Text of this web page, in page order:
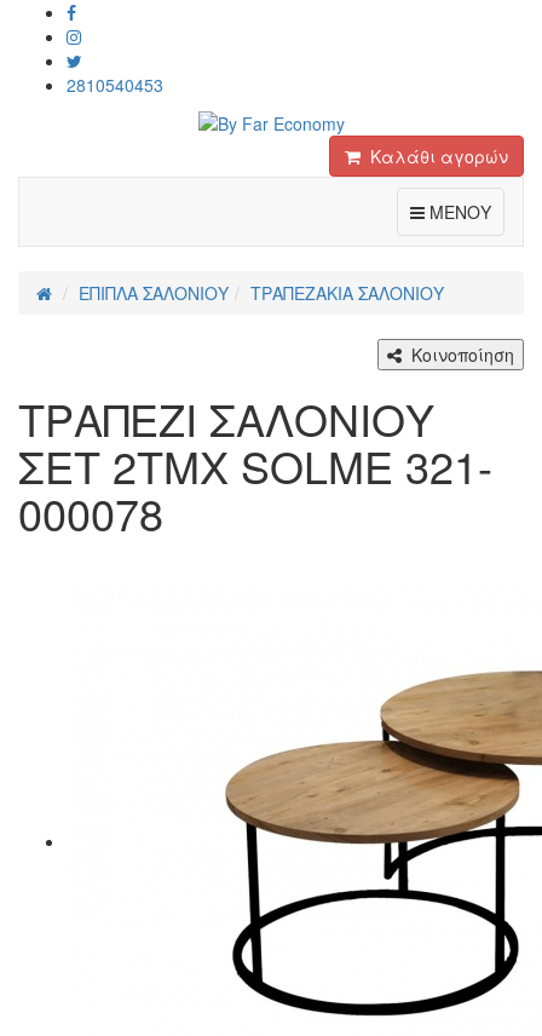
2810540453
Καλάθι αγορών
ΜΕΝΟΥ
ΕΠΙΠΛΑ ΣΑΛΟΝΙΟΥ ΤΡΑΠΕΖΑΚΙΑ ΣΑΛΟΝΙΟΥ
Κοινοποίηση
ΤΡΑΠΕΖΙ ΣΑΛΟΝΙΟΥ
ΣΕΤ 2ΤΜΧ SOLME 321-
000078